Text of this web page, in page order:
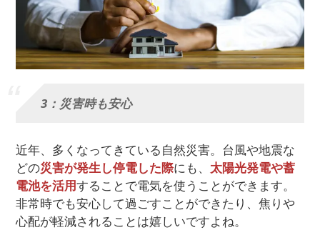
3：災害時も安心
近年、多くなってきている自然災害。台風や地震な
どの災害が発生し停電した際にも、 太陽光発電や蓄
電池を活用することで電気を使うことができます。
非常時でも安心して過ごすことができたり、焦りや
心配が軽減されることは嬉しいですよね。